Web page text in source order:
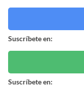
Suscríbete en:
Suscríbete en: